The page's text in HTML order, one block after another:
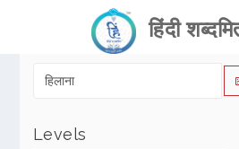
हिंदी
Levels